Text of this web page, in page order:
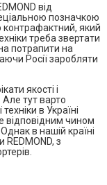
від
позначкою
контрафактний, який
треба звертати
потрапити на
Росії заробляти
якості і
Але тут варто
в Україні
відповідним чином
в нашій країні
з